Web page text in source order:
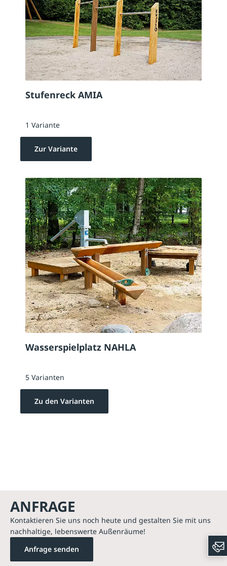
Stufenreck AMIA
1 Variante
Zur Variante
Wasserspielplatz NAHLA
5 Varianten
Zu den Varianten
ANFRAGE
Kontaktieren Sie uns noch heute und gestalten Sie mit uns
nachhaltige, lebenswerte Außenräume!
Anfrage senden